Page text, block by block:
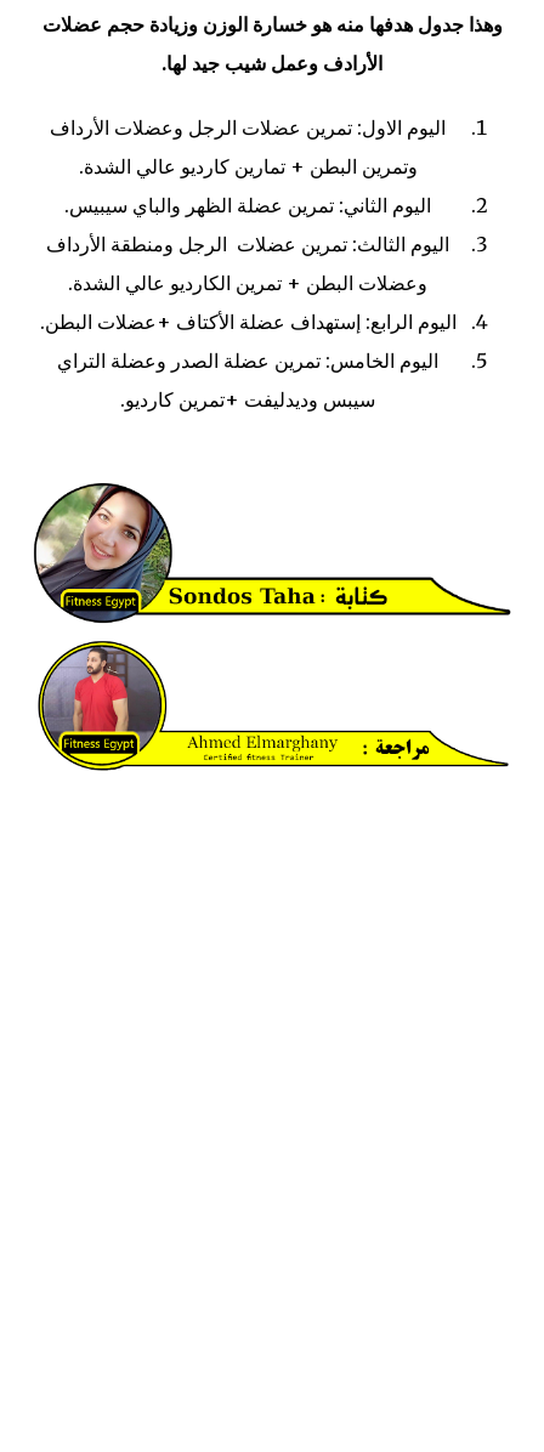
وهذا جدول هدفها منه هو خسارة الوزن وزيادة حجم عضلات
الأرادف وعمل شيب جيد لها.
اليوم الاول: تمرين عضلات الرجل وعضلات الأرداف
وتمرين البطن + تمارين كارديو عالي الشدة.
اليوم الثاني: تمرين عضلة الظهر والباي سيبيس.
اليوم الثالث: تمرين عضلات الرجل ومنطقة الأرداف
وعضلات البطن + تمرين الكارديو عالي الشدة.
اليوم الرابع: إستهداف عضلة الأكتاف +عضلات البطن.
اليوم الخامس: تمرين عضلة الصدر وعضلة التراي
سيبس وديدليفت +تمرين كارديو.